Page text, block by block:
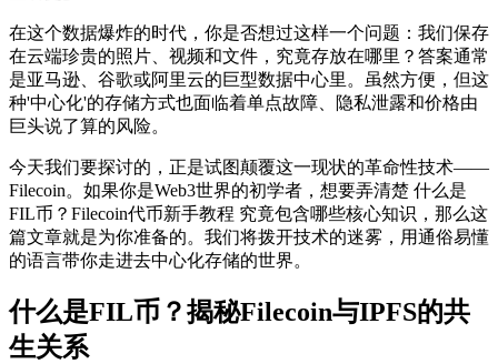
在这个数据爆炸的时代，你是否想过这样一个问题：我们保存
在云端珍贵的照片、视频和文件，究竟存放在哪里？答案通常
是亚马逊、谷歌或阿里云的巨型数据中心里。虽然方便，但这
种'中心化'的存储方式也面临着单点故障、隐私泄露和价格由
巨头说了算的风险。
今天我们要探讨的，正是试图颠覆这一现状的革命性技术——
Filecoin。如果你是Web3世界的初学者，想要弄清楚 什么是
FIL币？Filecoin代币新手教程 究竟包含哪些核心知识，那么这
篇文章就是为你准备的。我们将拨开技术的迷雾，用通俗易懂
的语言带你走进去中心化存储的世界。
什么是FIL币？揭秘Filecoin与IPFS的共
生关系